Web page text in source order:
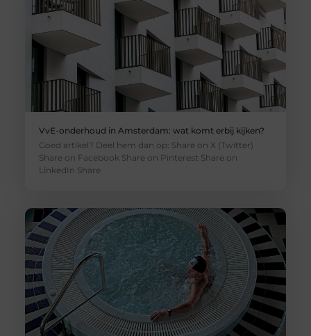
VvE-onderhoud in Amsterdam: wat komt erbij kijken?
Goed artikel? Deel hem dan op: Share on X (Twitter)
Share on Facebook Share on Pinterest Share on
LinkedIn Share